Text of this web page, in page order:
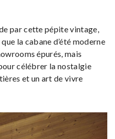
par cette pépite vintage,
la cabane d’été moderne
épurés, mais
célébrer la nostalgie
et un art de vivre